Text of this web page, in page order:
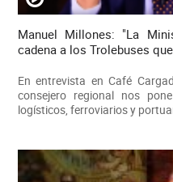
Manuel Millones: "La
cadena a los Trolebuses
En entrevista en Café
consejero regional nos
logísticos, ferroviarios y